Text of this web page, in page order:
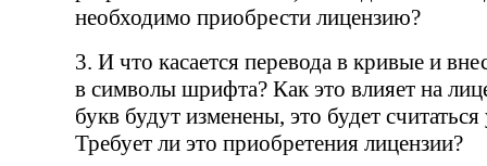
необходимо приобрести лицензию?
3. И что касается перевода в кривые и
в символы шрифта? Как это влияет на
букв будут изменены, это будет
Требует ли это приобретения лицензии?